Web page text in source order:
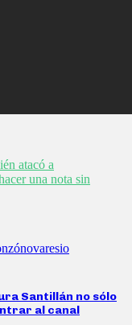
atacó a
una nota sin
novaresio
Santillán no sólo
al canal